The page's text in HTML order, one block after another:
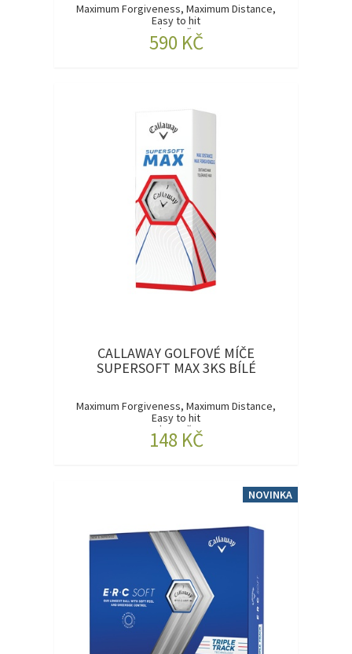
Maximum Forgiveness, Maximum Distance,
Easy to hit
Nadrozměrn...
590 KČ
CALLAWAY GOLFOVÉ MÍČE
SUPERSOFT MAX 3KS BÍLÉ
Maximum Forgiveness, Maximum Distance,
Easy to hit
Nadrozměrn...
148 KČ
NOVINKA